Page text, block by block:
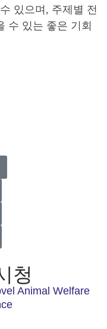
있으며, 주제별 전
수 있는 좋은 기회
청
Animal Welfare